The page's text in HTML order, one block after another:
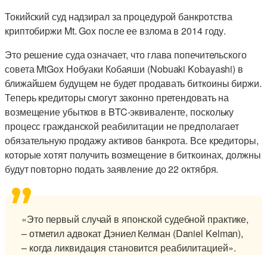
Токийский суд надзирал за процедурой банкротства
криптобиржи Mt. Gox после ее взлома в 2014 году.
Это решение суда означает, что глава попечительского
совета MtGox Нобуаки Кобаяши (Nobuaki Kobayashi) в
ближайшем будущем не будет продавать биткоины биржи.
Теперь кредиторы смогут законно претендовать на
возмещение убытков в BTC-эквиваленте, поскольку
процесс гражданской реабилитации не предполагает
обязательную продажу активов банкрота. Все кредиторы,
которые хотят получить возмещение в биткоинах, должны
будут повторно подать заявление до 22 октября.
«Это первый случай в японской судебной практике,
– отметил адвокат Дэниел Келман (Daniel Kelman),
– когда ликвидация становится реабилитацией».